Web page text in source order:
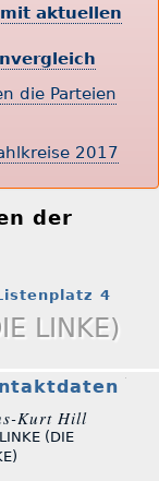
aktuellen
die Parteien
2017
der
4
LINKE)
Kurt Hill
(DIE